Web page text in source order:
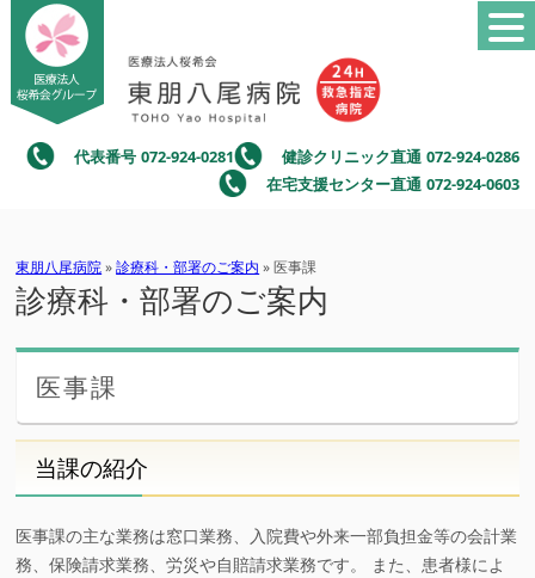
代表番号 072-924-0281 健診クリニック直通 072-924-0286
在宅支援センター直通 072-924-0603
東朋八尾病院»診療科・部署のご案内 » 医事課
診療科・部署のご案内
医事課
当課の紹介
医事課の主な業務は窓口業務、入院費や外来一部負担金等の会計業
務、保険請求業務、労災や自賠請求業務です。 また、患者様によ